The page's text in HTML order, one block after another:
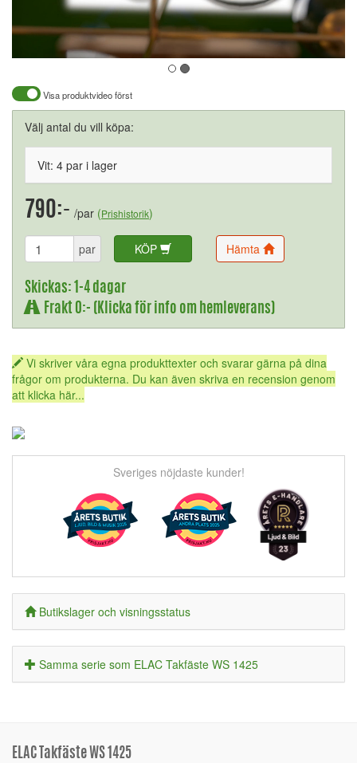
Visa produktvideo först
Välj antal du vill köpa:
Vit: 4 par i lager
790:- /par (Prishistorik)
par KÖP Hämta
Skickas: 1-4 dagar
Frakt 0:- (Klicka för info om hemleverans)
Vi skriver våra egna produkttexter och svarar gärna på dina
frågor om produkterna. Du kan även skriva en recension genom
att klicka här...
Sveriges nöjdaste kunder!
Butikslager och visningsstatus
Samma serie som ELAC Takfäste WS 1425
ELAC Takfäste WS 1425